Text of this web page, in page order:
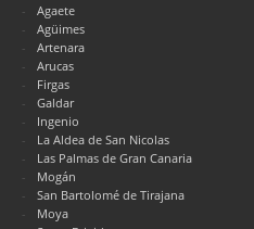
Agaete
Agüimes
Artenara
Arucas
Firgas
Galdar
Ingenio
La Aldea de San Nicolas
Las Palmas de Gran Canaria
Mogán
San Bartolomé de Tirajana
Moya